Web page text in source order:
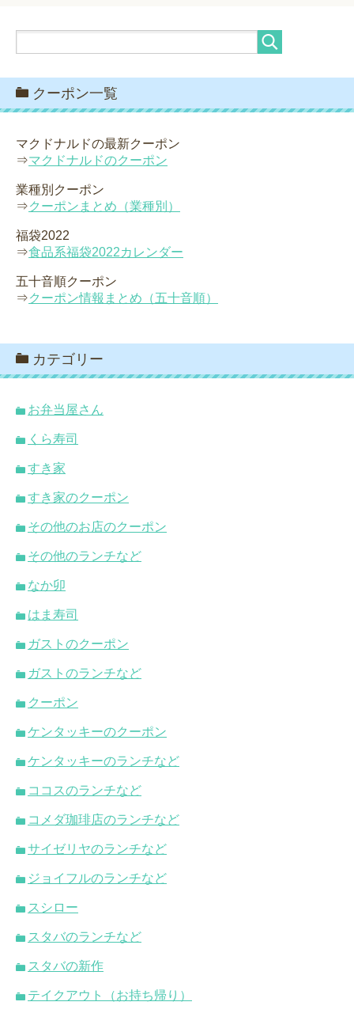
クーポン一覧
マクドナルドの最新クーポン
⇒マクドナルドのクーポン
業種別クーポン
⇒クーポンまとめ（業種別）
福袋2022
⇒食品系福袋2022カレンダー
五十音順クーポン
⇒クーポン情報まとめ（五十音順）
カテゴリー
お弁当屋さん
くら寿司
すき家
すき家のクーポン
その他のお店のクーポン
その他のランチなど
なか卯
はま寿司
ガストのクーポン
ガストのランチなど
クーポン
ケンタッキーのクーポン
ケンタッキーのランチなど
ココスのランチなど
コメダ珈琲店のランチなど
サイゼリヤのランチなど
ジョイフルのランチなど
スシロー
スタバのランチなど
スタバの新作
テイクアウト（お持ち帰り）